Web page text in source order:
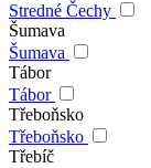
Stredné Čechy
Šumava
Šumava
Tábor
Tábor
Třeboňsko
Třeboňsko
Třebíč